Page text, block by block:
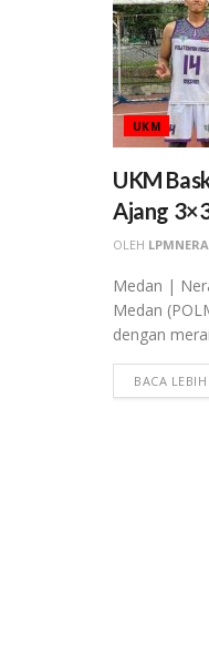
UKM
UKM
Ajang
OLEH
Medan |
Medan
dengan
BACA